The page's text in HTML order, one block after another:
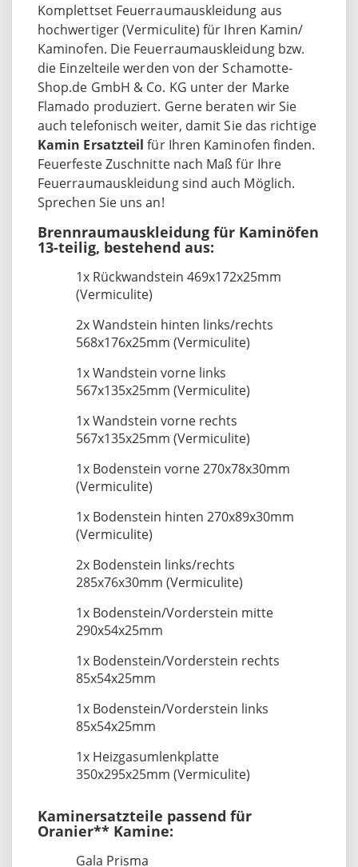
Komplettset Feuerraumauskleidung aus
hochwertiger (Vermiculite) für Ihren Kamin/
Kaminofen. Die Feuerraumauskleidung bzw.
die Einzelteile werden von der Schamotte-
Shop.de GmbH & Co. KG unter der Marke
Flamado produziert. Gerne beraten wir Sie
auch telefonisch weiter, damit Sie das richtige
Kamin Ersatzteil für Ihren Kaminofen finden.
Feuerfeste Zuschnitte nach Maß für Ihre
Feuerraumauskleidung sind auch Möglich.
Sprechen Sie uns an!
Brennraumauskleidung für Kaminöfen
13-teilig, bestehend aus:
1x Rückwandstein 469x172x25mm
(Vermiculite)
2x Wandstein hinten links/rechts
568x176x25mm (Vermiculite)
1x Wandstein vorne links
567x135x25mm (Vermiculite)
1x Wandstein vorne rechts
567x135x25mm (Vermiculite)
1x Bodenstein vorne 270x78x30mm
(Vermiculite)
1x Bodenstein hinten 270x89x30mm
(Vermiculite)
2x Bodenstein links/rechts
285x76x30mm (Vermiculite)
1x Bodenstein/Vorderstein mitte
290x54x25mm
1x Bodenstein/Vorderstein rechts
85x54x25mm
1x Bodenstein/Vorderstein links
85x54x25mm
1x Heizgasumlenkplatte
350x295x25mm (Vermiculite)
Kaminersatzteile passend für
Oranier** Kamine:
Gala Prisma